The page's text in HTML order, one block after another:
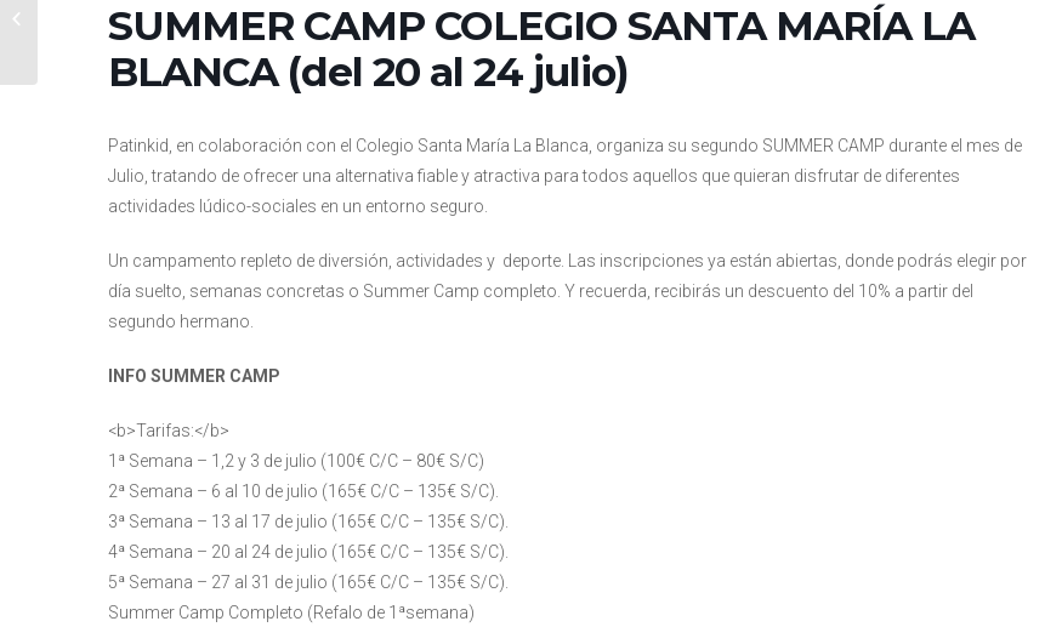
SUMMER CAMP COLEGIO SANTA MARÍA LA
BLANCA (del 20 al 24 julio)
Patinkid, en colaboración con el Colegio Santa María La Blanca, organiza su segundo SUMMER CAMP durante el mes de
Julio, tratando de ofrecer una alternativa fiable y atractiva para todos aquellos que quieran disfrutar de diferentes
actividades lúdico-sociales en un entorno seguro.
Un campamento repleto de diversión, actividades y deporte. Las inscripciones ya están abiertas, donde podrás elegir por
día suelto, semanas concretas o Summer Camp completo. Y recuerda, recibirás un descuento del 10% a partir del
segundo hermano.
INFO SUMMER CAMP
<b>Tarifas:</b>
1ª Semana – 1,2 y 3 de julio (100€ C/C – 80€ S/C)
2ª Semana – 6 al 10 de julio (165€ C/C – 135€ S/C).
3ª Semana – 13 al 17 de julio (165€ C/C – 135€ S/C).
4ª Semana – 20 al 24 de julio (165€ C/C – 135€ S/C).
5ª Semana – 27 al 31 de julio (165€ C/C – 135€ S/C).
Summer Camp Completo (Refalo de 1ªsemana)
LA BLANCA (del 13 al 17